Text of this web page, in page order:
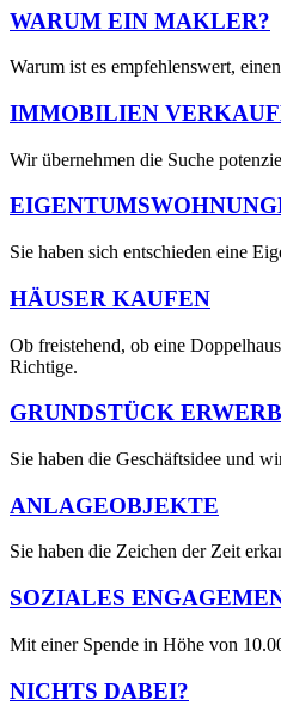
WARUM EIN MAKLER?
Warum ist es empfehlenswert,
IMMOBILIEN
Wir übernehmen die Suche
EIGENTUMS
Sie haben sich entschieden eine
HÄUSER KAUFEN
Ob freistehend, ob eine
Richtige.
GRUNDSTÜCK
Sie haben die Geschäftsidee und
ANLAGEOBJEKTE
Sie haben die Zeichen der Zeit
SOZIALES
Mit einer Spende in Höhe von
NICHTS DABEI?